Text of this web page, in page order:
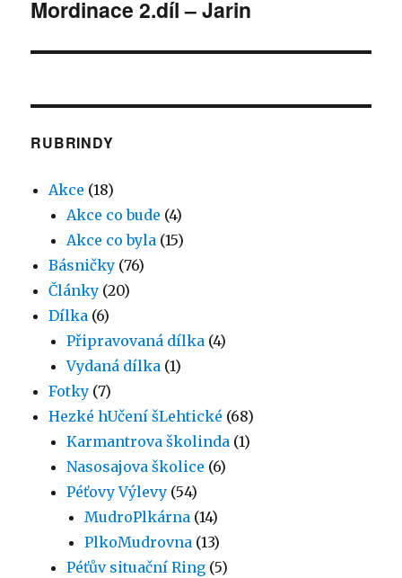
příspěvek:
Mordinace 2.díl – Jarin
RUBRINDY
Akce (18)
Akce co bude (4)
Akce co byla (15)
Básničky (76)
Články (20)
Dílka (6)
Připravovaná dílka (4)
Vydaná dílka (1)
Fotky (7)
Hezké hUčení šLehtické (68)
Karmantrova školinda (1)
Nasosajova školice (6)
Péťovy Výlevy (54)
MudroPlkárna (14)
PlkoMudrovna (13)
Péťův situační Ring (5)